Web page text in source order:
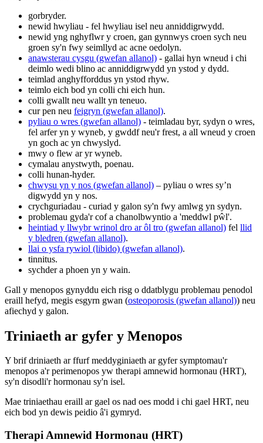
gorbryder.
newid hwyliau - fel hwyliau isel neu anniddigrwydd.
newid yng nghyflwr y croen, gan gynnwys croen sych neu
groen sy'n fwy seimllyd ac acne oedolyn.
anawsterau cysgu (gwefan allanol) - gallai hyn wneud i chi
deimlo wedi blino ac anniddigrwydd yn ystod y dydd.
teimlad anghyfforddus yn ystod rhyw.
teimlo eich bod yn colli chi eich hun.
colli gwallt neu wallt yn teneuo.
cur pen neu feigryn (gwefan allanol).
pyliau o wres (gwefan allanol) - teimladau byr, sydyn o wres,
fel arfer yn y wyneb, y gwddf neu'r frest, a all wneud y croen
yn goch ac yn chwyslyd.
mwy o flew ar yr wyneb.
cymalau anystwyth, poenau.
colli hunan-hyder.
chwysu yn y nos (gwefan allanol) – pyliau o wres sy’n
digwydd yn y nos.
crychguriadau - curiad y galon sy'n fwy amlwg yn sydyn.
problemau gyda'r cof a chanolbwyntio a 'meddwl pŵl'.
heintiad y llwybr wrinol dro ar ôl tro (gwefan allanol) fel llid
y bledren (gwefan allanol).
llai o ysfa rywiol (libido) (gwefan allanol).
tinnitus.
sychder a phoen yn y wain.
Gall y menopos gynyddu eich risg o ddatblygu problemau penodol
eraill hefyd, megis esgyrn gwan (osteoporosis (gwefan allanol)) neu
afiechyd y galon.
Triniaeth ar gyfer y Menopos
Y brif driniaeth ar ffurf meddyginiaeth ar gyfer symptomau'r
menopos a'r perimenopos yw therapi amnewid hormonau (HRT),
sy'n disodli'r hormonau sy'n isel.
Mae triniaethau eraill ar gael os nad oes modd i chi gael HRT, neu
eich bod yn dewis peidio â'i gymryd.
Therapi Amnewid Hormonau (HRT)